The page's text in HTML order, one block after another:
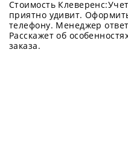
Стоимость
приятно удивит.
телефону. Менеджер
Расскажет об
заказа.